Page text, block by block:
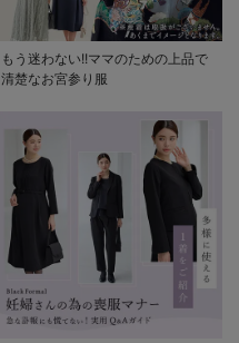
もう迷わない!!ママのための上品で
清楚なお宮参り服